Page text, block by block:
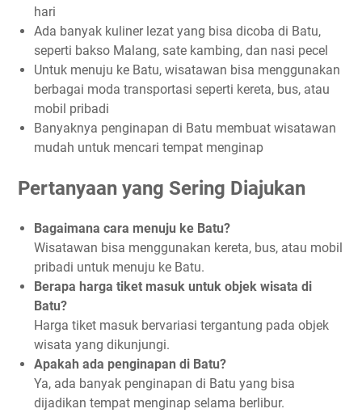
hari
Ada banyak kuliner lezat yang bisa dicoba di Batu,
seperti bakso Malang, sate kambing, dan nasi pecel
Untuk menuju ke Batu, wisatawan bisa menggunakan
berbagai moda transportasi seperti kereta, bus, atau
mobil pribadi
Banyaknya penginapan di Batu membuat wisatawan
mudah untuk mencari tempat menginap
Pertanyaan yang Sering Diajukan
Bagaimana cara menuju ke Batu?
Wisatawan bisa menggunakan kereta, bus, atau mobil
pribadi untuk menuju ke Batu.
Berapa harga tiket masuk untuk objek wisata di
Batu?
Harga tiket masuk bervariasi tergantung pada objek
wisata yang dikunjungi.
Apakah ada penginapan di Batu?
Ya, ada banyak penginapan di Batu yang bisa
dijadikan tempat menginap selama berlibur.